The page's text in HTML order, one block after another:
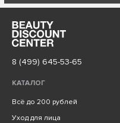
8 (499) 645-53-65
КАТАЛОГ
Всё до 200 рублей
Уход для лица